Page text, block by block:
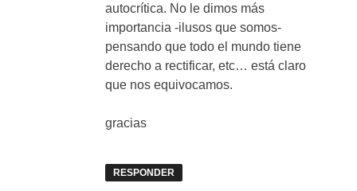
autocrítica. No le dimos más
importancia -ilusos que somos-
pensando que todo el mundo tiene
derecho a rectificar, etc… está claro
que nos equivocamos.
gracias
RESPONDER